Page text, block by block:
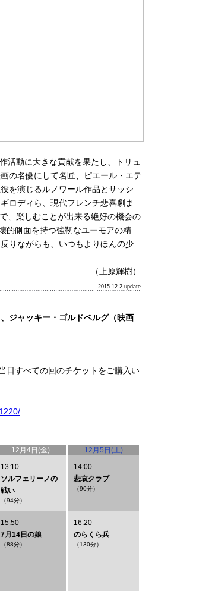
活動に大きな貢献を果たし、トリュ
の名優にして名匠、ピエール・エテ
を演じるルノワール作品とサッシ
ロディら、現代フレンチ悲喜劇ま
、楽しむことが出来る絶好の機会の
的側面を持つ強靭なユーモアの精
りながらも、いつもよりほんの少
（上原輝樹）
2015.12.2 update
ジャッキー・ゴルドベルグ（映画
日すべての回のチケットをご購入い
12月4日(金)
13:10
ソルフェリーノの
戦い
（94分）
15:50
7月14日の娘
（88分）
12月5日(土)
14:00
悲哀クラブ
（90分）
16:20
のらくら兵
（130分）